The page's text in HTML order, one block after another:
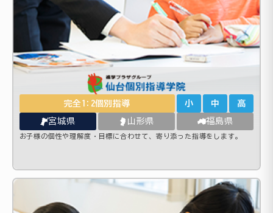
完全1:2個別指導 小 中 高
宮城県 山形県 福島県
お子様の個性や理解度・目標に合わせて、寄り添った指導をします。